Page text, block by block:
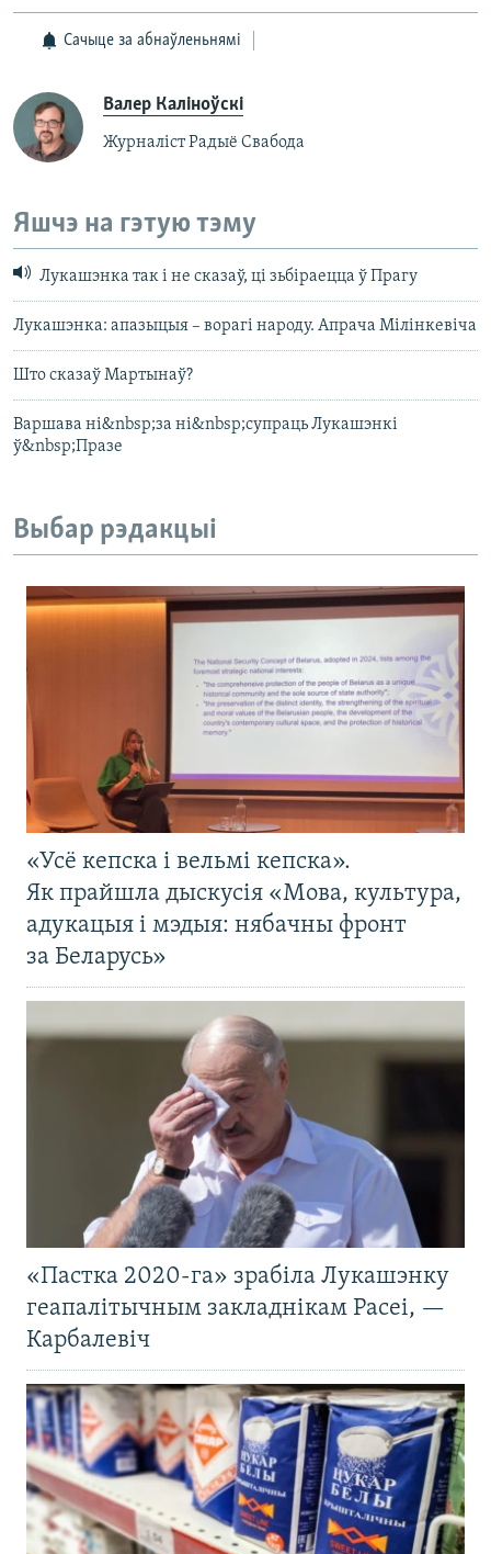
Сачыце за абнаўленьнямі
Валер Каліноўскі
Журналіст Радыё Свабода
Яшчэ на гэтую тэму
Лукашэнка так і не сказаў, ці зьбіраецца ў Прагу
Лукашэнка: апазыцыя – ворагі народу. Апрача Мілінкевіча
Што сказаў Мартынаў?
Варшава ні&nbsp;за ні&nbsp;супраць Лукашэнкі
ў&nbsp;Празе
Выбар рэдакцыі
«Усё кепска і вельмі кепска».
Як прайшла дыскусія «Мова, культура,
адукацыя і мэдыя: нябачны фронт
за Беларусь»
«Пастка 2020-га» зрабіла Лукашэнку
геапалітычным закладнікам Расеі, —
Карбалевіч